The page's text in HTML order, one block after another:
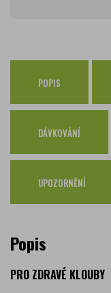
Osobní odběr
Osobní odběr
Česká pošta
PPL
GLS
POPIS
DÁVKOVÁNÍ
UPOZORNĚNÍ
Popis
PRO ZDRAVÉ KLOUBY